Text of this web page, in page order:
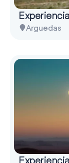
Arguedas